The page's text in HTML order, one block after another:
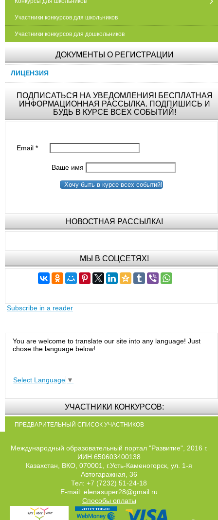
Участники конкурсов для школьников
Участники конкурсов для дошкольников
ДОКУМЕНТЫ О РЕГИСТРАЦИИ
ЛИЦЕНЗИЯ
ПОДПИСАТЬСЯ НА УВЕДОМЛЕНИЯ! БЕСПЛАТНАЯ
ИНФОРМАЦИОННАЯ РАССЫЛКА. ПОДПИШИСЬ И
БУДЬ В КУРСЕ ВСЕХ СОБЫТИЙ!
Email*
Ваше имя
Хочу быть в курсе всех событий!
НОВОСТНАЯ РАССЫЛКА!
МЫ В СОЦСЕТЯХ!
Subscribe in a reader
You are welcome to translate our site into any language! Just
chose the language below!
Select Language ▼
УЧАСТНИКИ КОНКУРСОВ:
ПРЕДВАРИТЕЛЬНЫЙ СПИСОК УЧАСТНИКОВ
Международный образовательный портал "Развитие", 2016 г.
ИИН 650603400138
Казахстан, ВКО, 070001, г.Усть-Каменогорск, ул. 1-я
Автогаражная, 36
Тел: +7 (7232) 51-24-18
E-mail: elenasuper28@gmail.ru
Способы оплаты